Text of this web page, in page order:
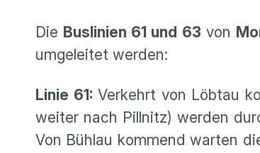
Die Buslinien 61 und 63 von
umgeleitet werden:
Linie 61: Verkehrt von Löbtau
weiter nach Pillnitz) werden
Von Bühlau kommend warten